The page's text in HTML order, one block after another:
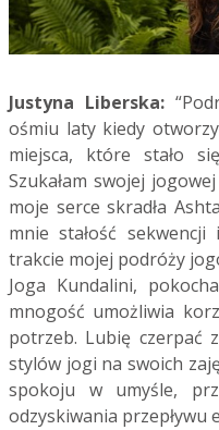
Justyna Liberska:
ośmiu laty kiedy
miejsca, które stało
Szukałam swojej
moje serce skradła
mnie stałość
trakcie mojej podróży
Joga Kundalini,
mnogość umożliwia
potrzeb. Lubię czerpać
stylów jogi na swoich
spokoju w umyśle,
odzyskiwania przepływu